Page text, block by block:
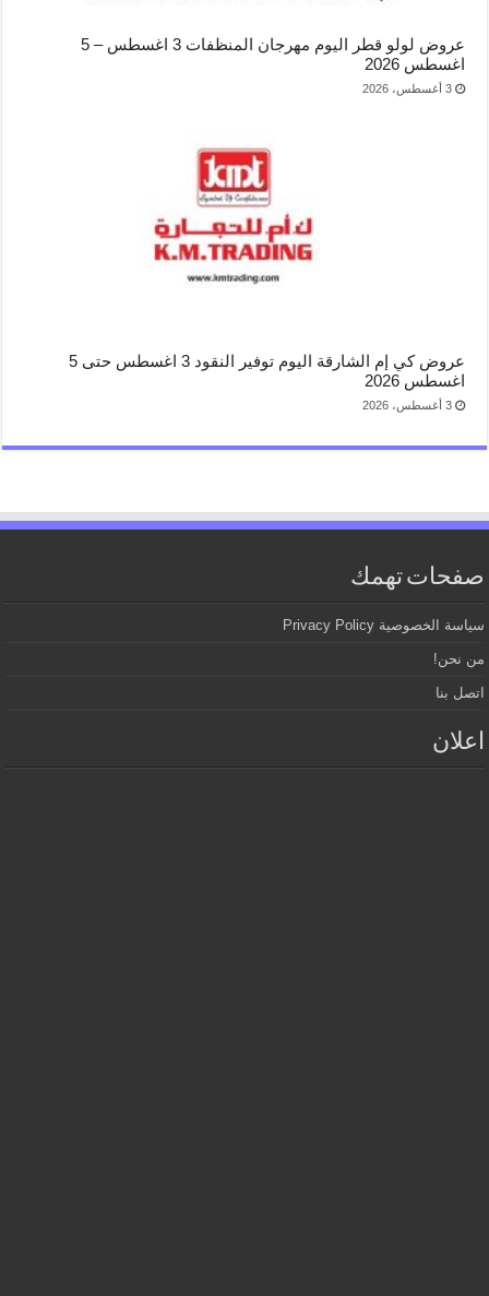
عروض لولو قطر اليوم مهرجان المنظفات 3 اغسطس – 5
اغسطس 2026
3 أغسطس، 2026
عروض كي إم الشارقة اليوم توفير النقود 3 اغسطس حتى 5
اغسطس 2026
3 أغسطس، 2026
صفحات تهمك
سياسة الخصوصية Privacy Policy
من نحن!
اتصل بنا
اعلان